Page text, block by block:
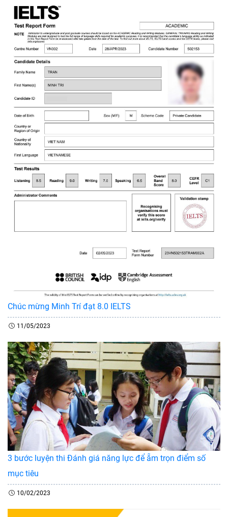
Chúc mừng Minh Trí đạt 8.0 IELTS
11/05/2023
3 bước luyện thi Đánh giá năng lực để ẵm trọn điểm số
mục tiêu
10/02/2023